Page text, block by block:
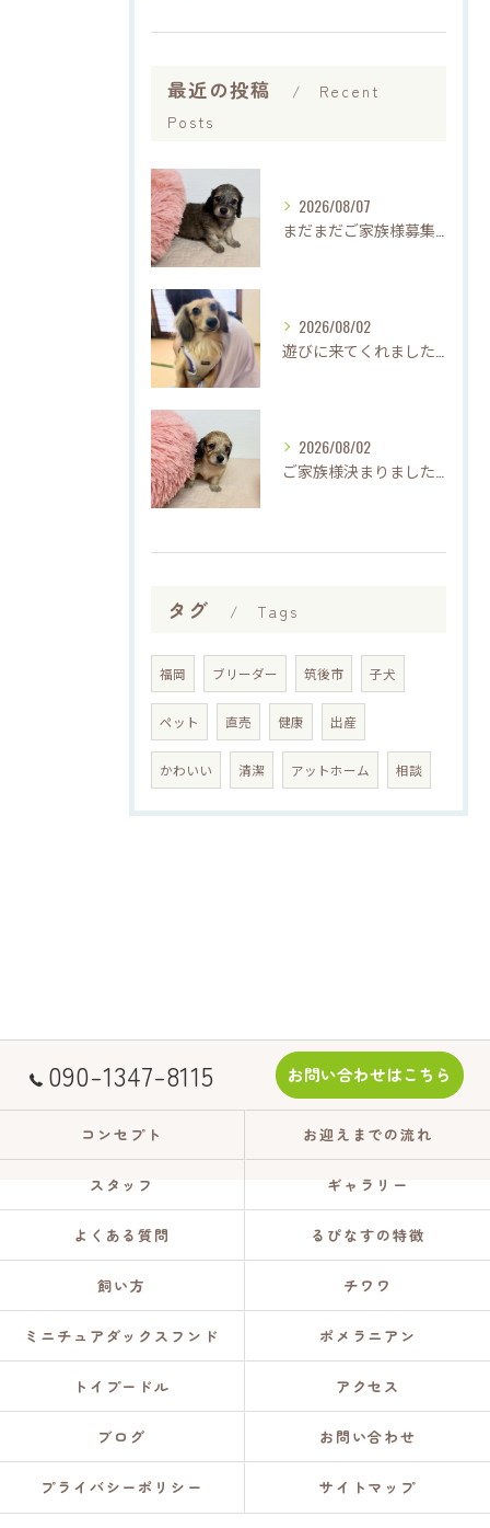
最近の投稿
Recent
Posts
2026/08/07
まだまだご家族様募集中です(*'▽'*)
2026/08/02
遊びに来てくれました♡(о´∀`о)
2026/08/02
ご家族様決まりました♡♪
タグ Tags
福岡 ブリーダー 筑後市 子犬
ペット 直売 健康 出産
かわいい 清潔 アットホーム 相談
090-1347-8115 お問い合わせはこちら
コンセプト お迎えまでの流れ
スタッフ ギャラリー
よくある質問 るぴなすの特徴
飼い方 チワワ
ミニチュアダックスフンド ポメラニアン
トイプードル アクセス
ブログ お問い合わせ
プライバシーポリシー サイトマップ